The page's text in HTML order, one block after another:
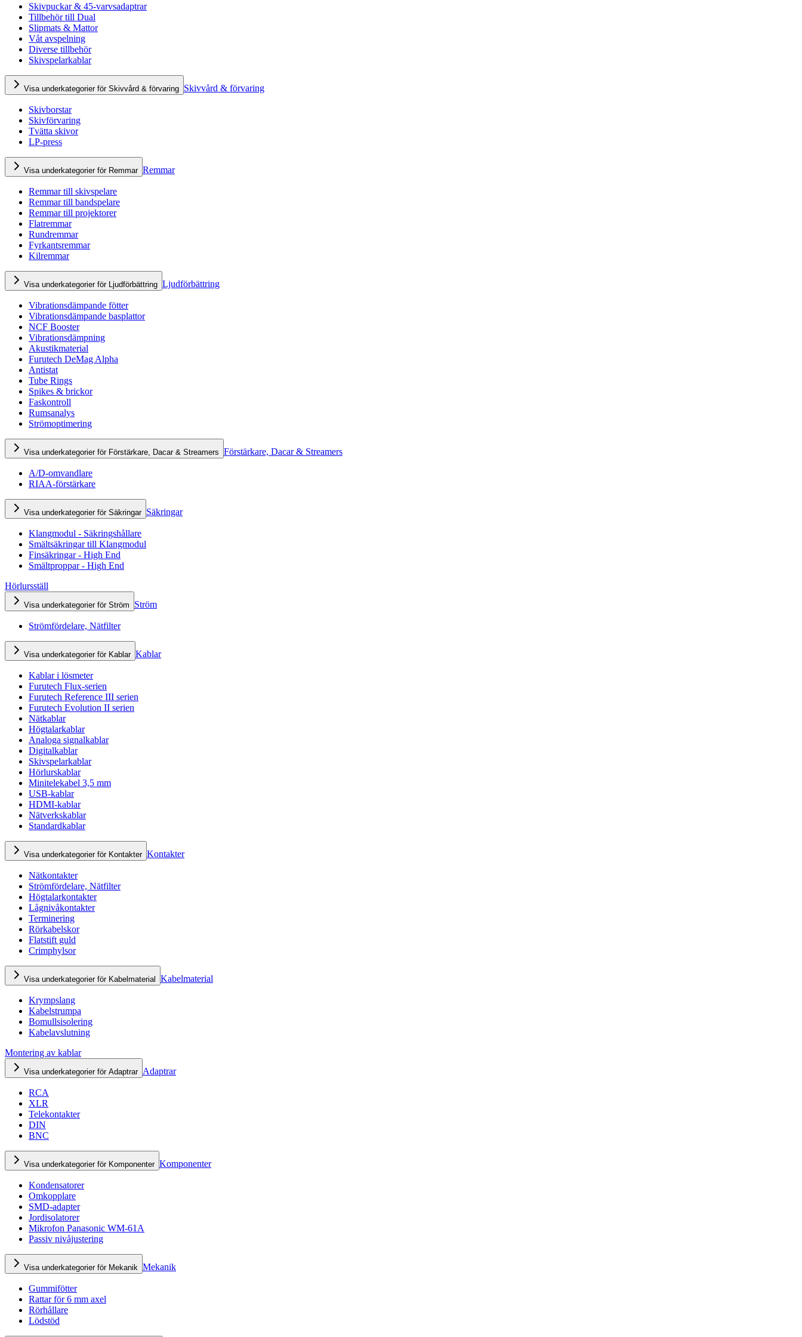
Skivpuckar & 45-varvsadaptrar
Tillbehör till Dual
Slipmats & Mattor
Våt avspelning
Diverse tillbehör
Skivspelarkablar
Visa underkategorier för Skivvård & förvaring Skivvård & förvaring
Skivborstar
Skivförvaring
Tvätta skivor
LP-press
Visa underkategorier för Remmar Remmar
Remmar till skivspelare
Remmar till bandspelare
Remmar till projektorer
Flatremmar
Rundremmar
Fyrkantsremmar
Kilremmar
Visa underkategorier för Ljudförbättring Ljudförbättring
Vibrationsdämpande fötter
Vibrationsdämpande basplattor
NCF Booster
Vibrationsdämpning
Akustikmaterial
Furutech DeMag Alpha
Antistat
Tube Rings
Spikes & brickor
Faskontroll
Rumsanalys
Strömoptimering
Visa underkategorier för Förstärkare, Dacar & Streamers Förstärkare, Dacar & Streamers
A/D-omvandlare
RIAA-förstärkare
Visa underkategorier för Säkringar Säkringar
Klangmodul - Säkringshållare
Smältsäkringar till Klangmodul
Finsäkringar - High End
Smältproppar - High End
Hörlursställ
Visa underkategorier för Ström Ström
Strömfördelare, Nätfilter
Visa underkategorier för Kablar Kablar
Kablar i lösmeter
Furutech Flux-serien
Furutech Reference III serien
Furutech Evolution II serien
Nätkablar
Högtalarkablar
Analoga signalkablar
Digitalkablar
Skivspelarkablar
Hörlurskablar
Minitelekabel 3,5 mm
USB-kablar
HDMI-kablar
Nätverkskablar
Standardkablar
Visa underkategorier för Kontakter Kontakter
Nätkontakter
Strömfördelare, Nätfilter
Högtalarkontakter
Lågnivåkontakter
Terminering
Rörkabelskor
Flatstift guld
Crimphylsor
Visa underkategorier för Kabelmaterial Kabelmaterial
Krympslang
Kabelstrumpa
Bomullsisolering
Kabelavslutning
Montering av kablar
Visa underkategorier för Adaptrar Adaptrar
RCA
XLR
Telekontakter
DIN
BNC
Visa underkategorier för Komponenter Komponenter
Kondensatorer
Omkopplare
SMD-adapter
Jordisolatorer
Mikrofon Panasonic WM-61A
Passiv nivåjustering
Visa underkategorier för Mekanik Mekanik
Gummifötter
Rattar för 6 mm axel
Rörhållare
Lödstöd